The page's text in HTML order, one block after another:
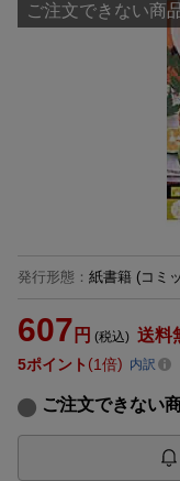
ご注文できない商
発行形態 ： 紙書籍 (コミ
607 円 (税込) 送料
5ポイント 1倍 内訳
ご注文できない